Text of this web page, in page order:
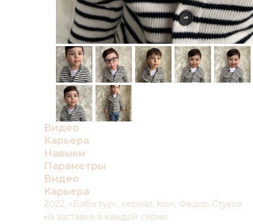
Видео
Карьера
Навыки
Параметры
Видео
Карьера
2022, «Бэби тур», сериал, kion, Федор Стуков
на заставке в каждой серии